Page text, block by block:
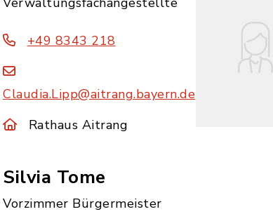
+49 8343 218
Claudia.Lipp@aitrang.bayern.de
Rathaus Aitrang
Silvia Tome
Vorzimmer Bürgermeister